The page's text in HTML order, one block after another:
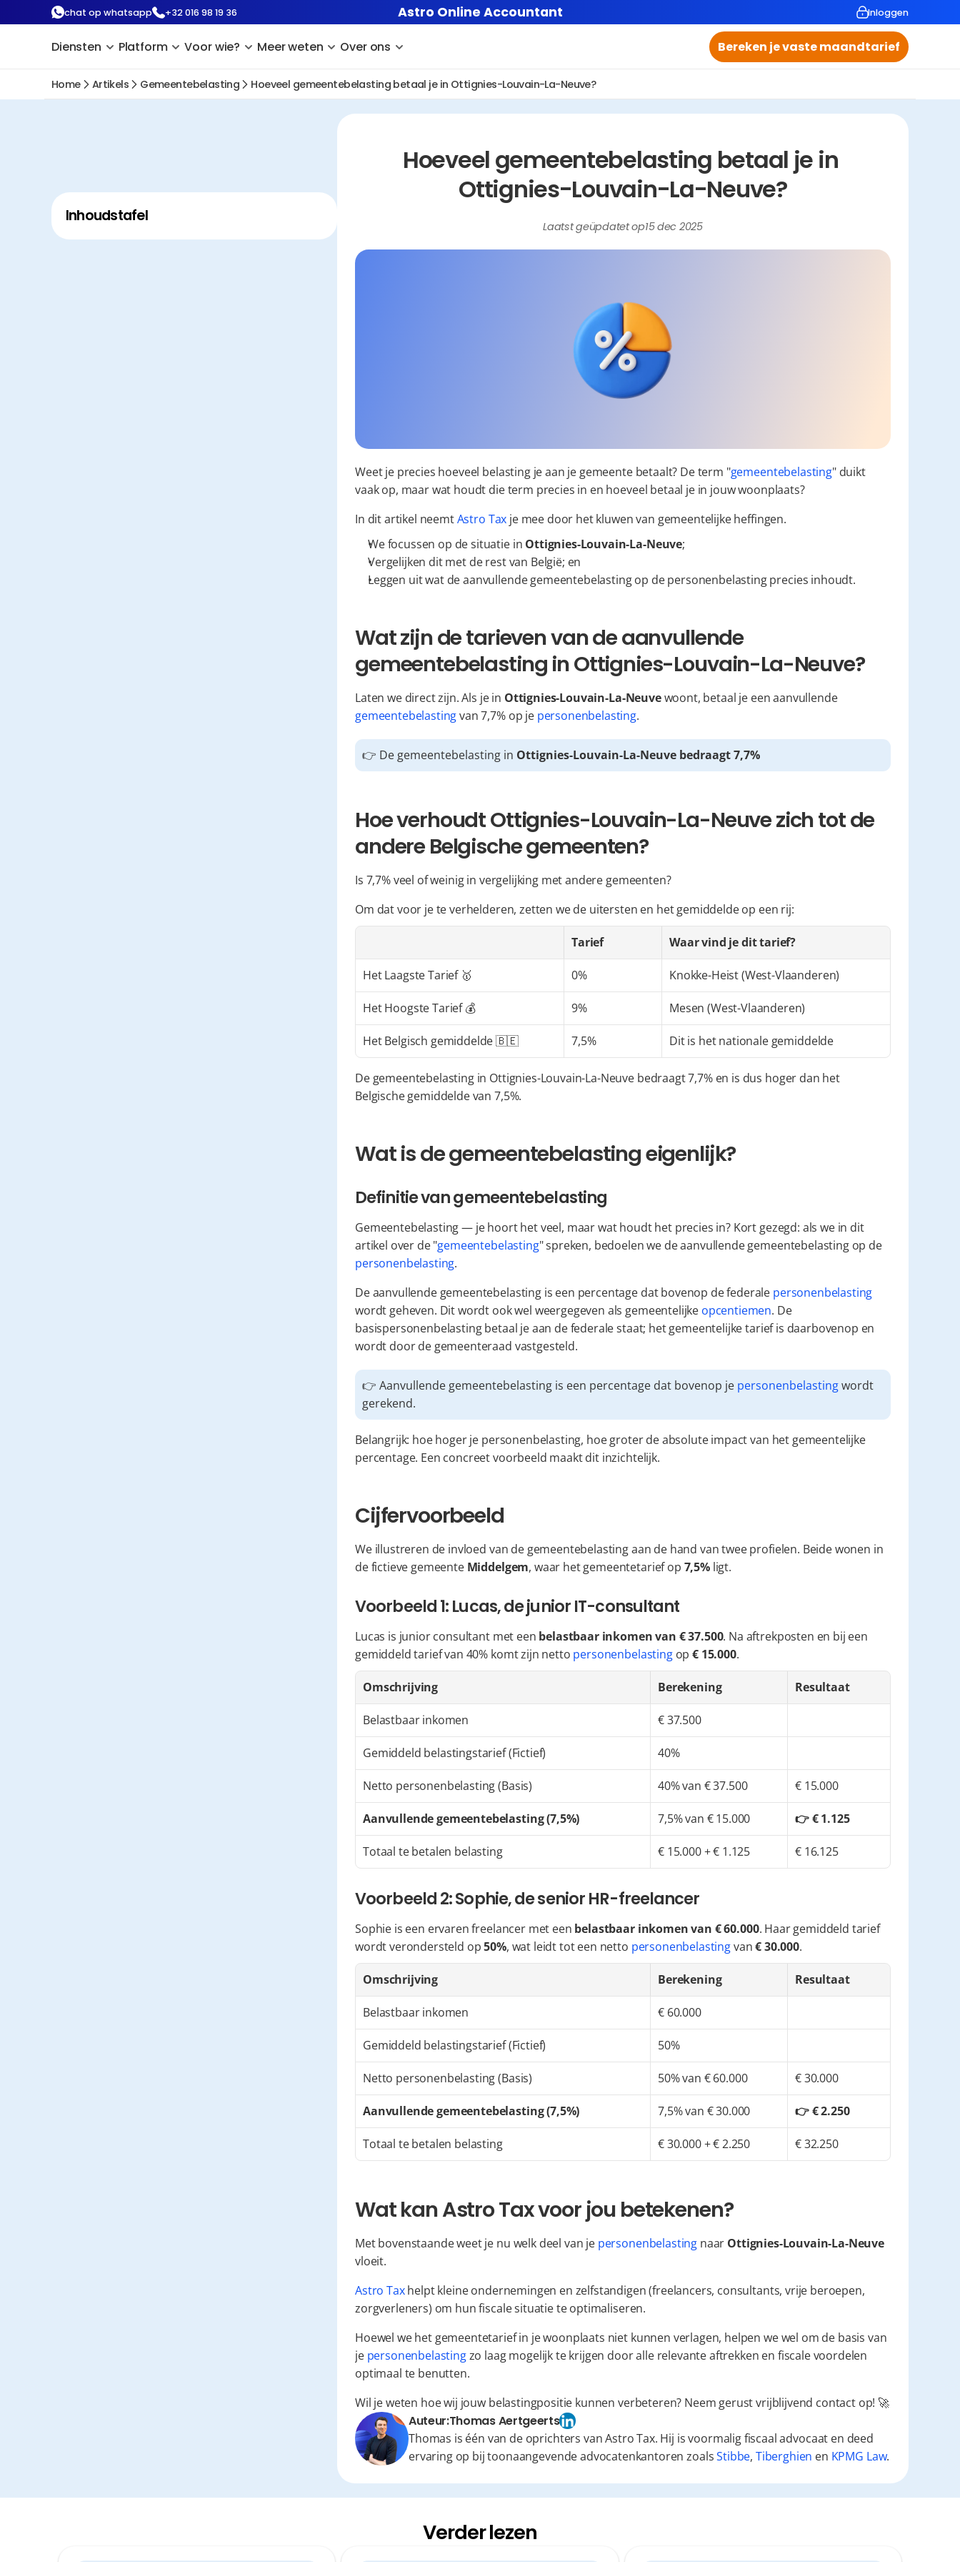
chat op whatsapp +32 016 98 19 36 Astro Online Accountant Inloggen
Diensten Platform Voor wie? Meer weten Over ons Bereken je vaste maandtarief
Home Artikels Gemeentebelasting Hoeveel gemeentebelasting betaal je in Ottignies-Louvain-La-Neuve?
Inhoudstafel
Hoeveel gemeentebelasting betaal je in
Ottignies-Louvain-La-Neuve?
Laatst geüpdatet op15 dec 2025
Weet je precies hoeveel belasting je aan je gemeente betaalt? De term "gemeentebelasting" duikt
vaak op, maar wat houdt die term precies in en hoeveel betaal je in jouw woonplaats?
In dit artikel neemt Astro Tax je mee door het kluwen van gemeentelijke heffingen.
We focussen op de situatie in Ottignies-Louvain-La-Neuve;
Vergelijken dit met de rest van België; en
Leggen uit wat de aanvullende gemeentebelasting op de personenbelasting precies inhoudt.
Wat zijn de tarieven van de aanvullende
gemeentebelasting in Ottignies-Louvain-La-Neuve?
Laten we direct zijn. Als je in Ottignies-Louvain-La-Neuve
woont, betaal je een aanvullende
gemeentebelasting van 7,7% op je personenbelasting.
👉 De gemeentebelasting in Ottignies-Louvain-La-Neuve bedraagt 7,7%
Hoe verhoudt Ottignies-Louvain-La-Neuve zich tot de
andere Belgische gemeenten?
Is 7,7% veel of weinig in vergelijking met andere gemeenten?
Om dat voor je te verhelderen, zetten we de uitersten en het gemiddelde op een rij:
Tarief Waar vind je dit tarief?
Het Laagste Tarief 🥇 0% Knokke-Heist (West-Vlaanderen)
Het Hoogste Tarief 💰 9% Mesen (West-Vlaanderen)
Het Belgisch gemiddelde 🇧🇪 7,5% Dit is het nationale gemiddelde
De gemeentebelasting in Ottignies-Louvain-La-Neuve bedraagt 7,7% en is dus hoger dan het
Belgische gemiddelde van 7,5%.
Wat is de gemeentebelasting eigenlijk?
Definitie van gemeentebelasting
Gemeentebelasting — je hoort het veel, maar wat houdt het precies in? Kort gezegd: als we in dit
artikel over de "gemeentebelasting
" spreken, bedoelen we de aanvullende gemeentebelasting op de
personenbelasting.
De aanvullende gemeentebelasting is een percentage dat bovenop de federale personenbelasting
wordt geheven. Dit wordt ook wel weergegeven als gemeentelijke opcentiemen. De
basispersonenbelasting betaal je aan de federale staat; het gemeentelijke tarief is daarbovenop en
wordt door de gemeenteraad vastgesteld.
👉 Aanvullende gemeentebelasting is een percentage dat bovenop je personenbelasting wordt
gerekend.
Belangrijk: hoe hoger je personenbelasting, hoe groter de absolute impact van het gemeentelijke
percentage. Een concreet voorbeeld maakt dit inzichtelijk.
Cijfervoorbeeld
We illustreren de invloed van de gemeentebelasting aan de hand van twee profielen. Beide wonen in
de fictieve gemeente Middelgem, waar het gemeentetarief op 7,5% ligt.
Voorbeeld 1: Lucas, de junior IT-consultant
Lucas is junior consultant met een belastbaar inkomen van € 37.500. Na aftrekposten en bij een
gemiddeld tarief van 40% komt zijn netto personenbelasting op € 15.000.
Omschrijving Berekening Resultaat
Belastbaar inkomen € 37.500
Gemiddeld belastingstarief (Fictief) 40%
Netto personenbelasting (Basis) 40% van € 37.500 € 15.000
Aanvullende gemeentebelasting (7,5%) 7,5% van € 15.000 👉 € 1.125
Totaal te betalen belasting € 15.000 + € 1.125 € 16.125
Voorbeeld 2: Sophie, de senior HR-freelancer
Sophie is een ervaren freelancer met een belastbaar inkomen van € 60.000. Haar gemiddeld tarief
wordt verondersteld op 50%, wat leidt tot een netto personenbelasting van € 30.000.
Omschrijving Berekening Resultaat
Belastbaar inkomen € 60.000
Gemiddeld belastingstarief (Fictief) 50%
Netto personenbelasting (Basis) 50% van € 60.000 € 30.000
Aanvullende gemeentebelasting (7,5%) 7,5% van € 30.000 👉 € 2.250
Totaal te betalen belasting € 30.000 + € 2.250 € 32.250
Wat kan Astro Tax voor jou betekenen?
Met bovenstaande weet je nu welk deel van je personenbelasting naar Ottignies-Louvain-La-Neuve
vloeit.
Astro Tax helpt kleine ondernemingen en zelfstandigen (freelancers, consultants, vrije beroepen,
zorgverleners) om hun fiscale situatie te optimaliseren.
Hoewel we het gemeentetarief in je woonplaats niet kunnen verlagen, helpen we wel om de basis van
je personenbelasting zo laag mogelijk te krijgen door alle relevante aftrekken en fiscale voordelen
optimaal te benutten.
Wil je weten hoe wij jouw belastingpositie kunnen verbeteren? Neem gerust vrijblijvend contact op! 🚀
Auteur:Thomas Aertgeerts
Thomas is één van de oprichters van Astro Tax. Hij is voormalig fiscaal advocaat en deed
ervaring op bij toonaangevende advocatenkantoren zoalsStibbe, Tiberghien en KPMG Law.
Verder lezen